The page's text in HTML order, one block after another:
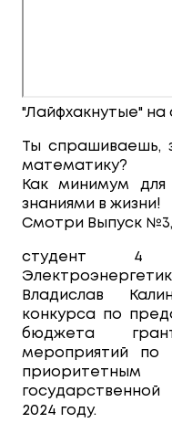
"Лайфхакнутые" на
Ты спрашиваешь,
математику?
Как минимум для
знаниями в жизни!
Смотри Выпуск
студент 4
Владислав
конкурса по
бюджета
мероприятий
2024 году.